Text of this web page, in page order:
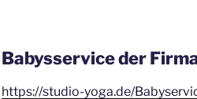
Babysservice der
https://studio-yoga.de/